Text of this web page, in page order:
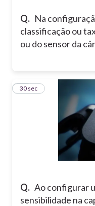
Q. Na
classificação ou
ou do sensor da
Q. Ao configurar
sensibilidade na
16
30 sec